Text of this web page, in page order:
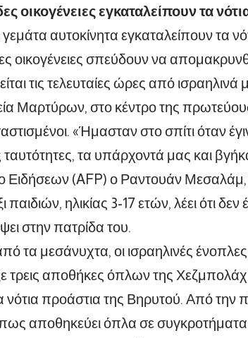
οικογένειες εγκαταλείπουν τα
αυτοκίνητα εγκαταλείπουν τα
οικογένειες σπεύδουν να
τις τελευταίες ώρες από
Μαρτύρων, στο κέντρο της
«Ήμασταν στο σπίτι όταν
ταυτότητες, τα υπάρχοντά μας και
Ειδήσεων (AFP) ο Ραντουάν
παιδιών, ηλικίας 3-17 ετών, λέει ότι
στην πατρίδα του.
τα μεσάνυχτα, οι ισραηλινές
τρεις αποθήκες όπλων της
νότια προάστια της Βηρυτού. Από την
αποθηκεύει όπλα σε συγκροτήματα